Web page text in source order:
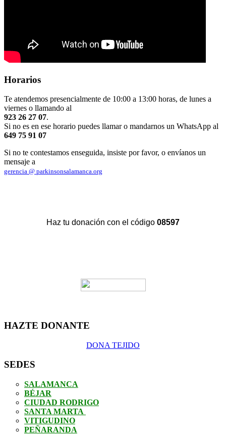
Horarios
Te atendemos presencialmente de 10:00 a 13:00 horas, de lunes a
viernes o llamando al
923 26 27 07.
Si no es en ese horario puedes llamar o mandarnos un WhatsApp al
649 75 91 07
Si no te contestamos enseguida, insiste por favor, o envíanos un
mensaje a
gerencia @ parkinsonsalamanca.org
Haz tu donación con el código 08597
HAZTE DONANTE
DONA TEJIDO
SEDES
SALAMANCA
BÉJAR
CIUDAD RODRIGO
SANTA MARTA
VITIGUDINO
PEÑARANDA